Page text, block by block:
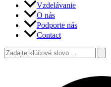
Vzdelávanie
O nás
Podporte nás
Contact
Search
for: